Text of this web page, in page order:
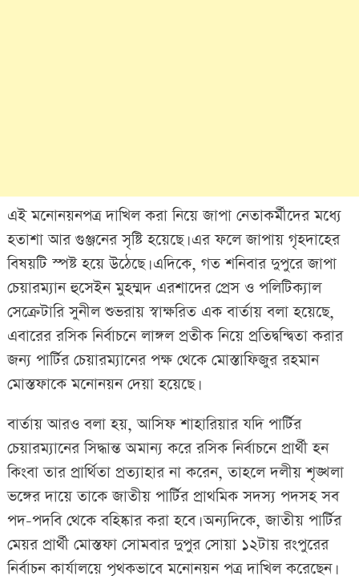
এই মনোনয়নপত্র দাখিল করা নিয়ে জাপা নেতাকর্মীদের মধ্যে
হতাশা আর গুঞ্জনের সৃষ্টি হয়েছে। এর ফলে জাপায় গৃহদাহের
বিষয়টি স্পষ্ট হয়ে উঠেছে। এদিকে, গত শনিবার দুপুরে জাপা
চেয়ারম্যান হুসেইন মুহম্মদ এরশাদের প্রেস ও পলিটিক্যাল
সেক্রেটারি সুনীল শুভরায় স্বাক্ষরিত এক বার্তায় বলা হয়েছে,
এবারের রসিক নির্বাচনে লাঙ্গল প্রতীক নিয়ে প্রতিদ্বন্দ্বিতা করার
জন্য পার্টির চেয়ারম্যানের পক্ষ থেকে মোস্তাফিজুর রহমান
মোস্তফাকে মনোনয়ন দেয়া হয়েছে।
বার্তায় আরও বলা হয়, আসিফ শাহারিয়ার যদি পার্টির
চেয়ারম্যানের সিদ্ধান্ত অমান্য করে রসিক নির্বাচনে প্রার্থী হন
কিংবা তার প্রার্থিতা প্রত্যাহার না করেন, তাহলে দলীয় শৃঙ্খলা
ভঙ্গের দায়ে তাকে জাতীয় পার্টির প্রাথমিক সদস্য পদসহ সব
পদ-পদবি থেকে বহিষ্কার করা হবে। অন্যদিকে, জাতীয় পার্টির
মেয়র প্রার্থী মোস্তফা সোমবার দুপুর সোয়া ১২টায় রংপুরের
নির্বাচন কার্যালয়ে পৃথকভাবে মনোনয়ন পত্র দাখিল করেছেন।